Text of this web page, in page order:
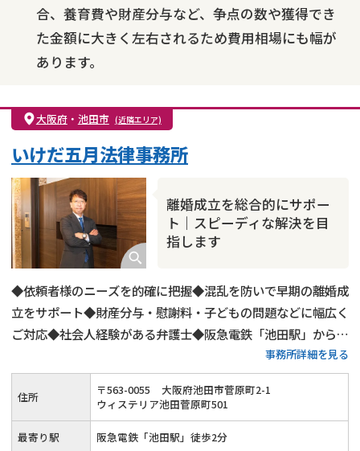
合、養育費や財産分与など、争点の数や獲得でき
た金額に大きく左右されるため費用相場にも幅が
あります。
大阪府・ 池田市 (近隣エリア)
離婚成立を総合的にサポー
ト｜スピーディな解決を目
指します
いけだ五月法律事務所
◆依頼者様のニーズを的確に把握◆混乱を防いで早期の離婚成
立をサポート◆財産分与・慰謝料・子どもの問題などに幅広く
ご対応◆社会人経験がある弁護士◆阪急電鉄「池田駅」から徒
歩2分◆初回相談30分無料◆夜間・土日祝日の相談対応可◆オ
ンライン相談にも対応可
事務所詳細を見る
住所 〒563-0055
大阪府池田市菅原町2-1
ウィステリア池田菅原町501
最寄り駅 阪急電鉄「池田駅」徒歩2分